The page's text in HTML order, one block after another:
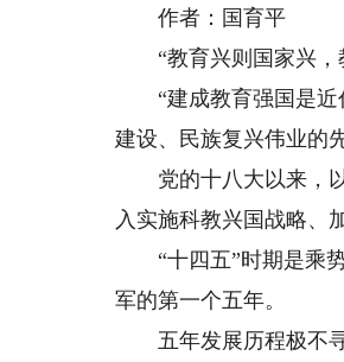
作者：国育平
“教育兴则国家兴，
“建成教育强国是近
建设、民族复兴伟业的
党的十八大以来，以
入实施科教兴国战略、
“十四五”时期是乘势
军的第一个五年。
五年发展历程极不寻